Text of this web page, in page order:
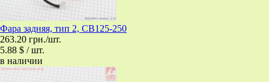
Фара задняя, тип 2, CB125-250
263.20 грн./шт.
5.88 $ / шт.
в наличии